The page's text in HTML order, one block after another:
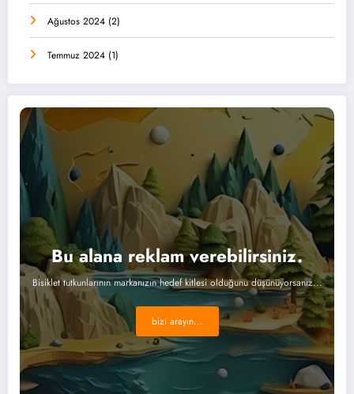
Ağustos 2024 (2)
Temmuz 2024 (1)
Bu alana reklam verebilirsiniz.
Bisiklet tutkunlarının markanızın hedef kitlesi olduğunu düşünüyorsanız...
bizi arayın...